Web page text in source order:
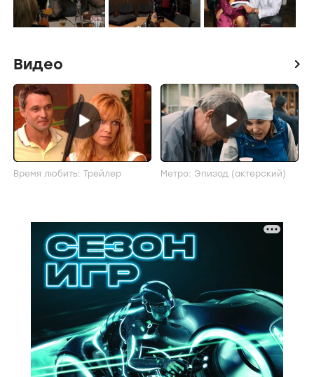
Видео icon
Время любить: Трейлер Метро: Эпизод (актерский)